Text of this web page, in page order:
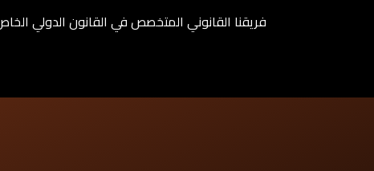
فريقنا القانوني المتخصص في القانون الدولي